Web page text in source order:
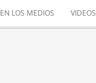
EN LOS MEDIOS VIDEOS